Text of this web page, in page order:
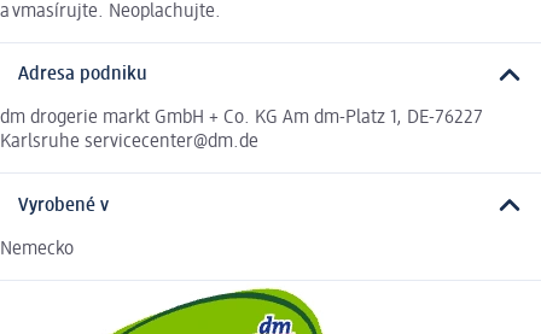
a vmasírujte. Neoplachujte.
Adresa podniku
dm drogerie markt GmbH + Co. KG Am dm-Platz 1, DE-76227
Karlsruhe servicecenter@dm.de
Vyrobené v
Nemecko